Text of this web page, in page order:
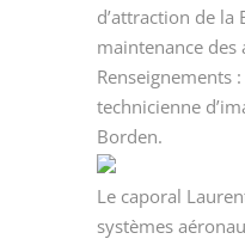
d’attraction de la
maintenance des
Renseignements
technicienne
Borden.
Le caporal
systèmes